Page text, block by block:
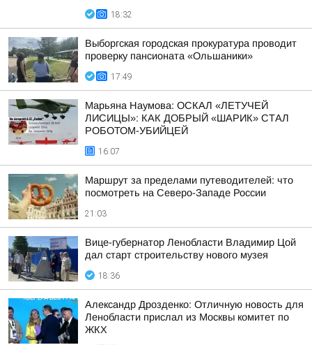
18:32
Выборгская городская прокуратура проводит
проверку пансионата «Ольшаники»
17:49
Марьяна Наумова: ОСКАЛ «ЛЕТУЧЕЙ
ЛИСИЦЫ»: КАК ДОБРЫЙ «ШАРИК» СТАЛ
РОБОТОМ-УБИЙЦЕЙ
16:07
Маршрут за пределами путеводителей: что
посмотреть на Северо-Западе России
21:03
Вице-губернатор Ленобласти Владимир Цой
дал старт строительству нового музея
18:36
Александр Дрозденко: Отличную новость для
Ленобласти прислал из Москвы комитет по
ЖКХ